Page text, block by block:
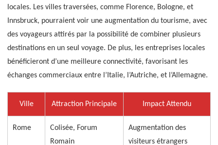
locales. Les villes traversées, comme Florence, Bologne, et
Innsbruck, pourraient voir une augmentation du tourisme, avec
des voyageurs attirés par la possibilité de combiner plusieurs
destinations en un seul voyage. De plus, les entreprises locales
bénéficieront d’une meilleure connectivité, favorisant les
échanges commerciaux entre l’Italie, l’Autriche, et l’Allemagne.
Ville Attraction Principale Impact Attendu
Rome
Colisée, Forum
Romain
Augmentation des
visiteurs étrangers